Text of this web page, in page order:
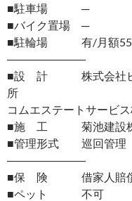
■駐車場 ─
■バイク置場 ─
■駐輪場 有/月額
―――――――
■設 計 株式会社ビッ
所
コムエステートサービ
■施 工 菊池建設株
■管理形式 巡回管理
―――――――
■保 険 借家人賠償
■ペット 不可